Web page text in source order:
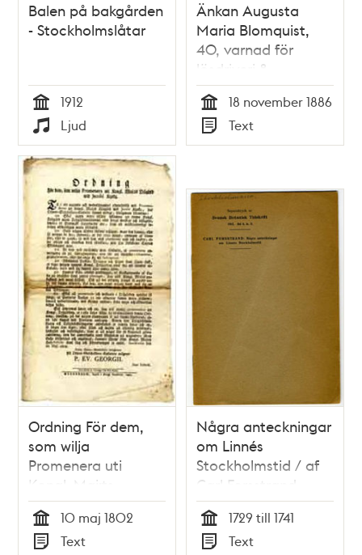
Balen på bakgården
- Stockholmslåtar
Tid
1912
Typ
Ljud
Änkan Augusta
Maria Blomquist,
40, varnad för
lösdriveri 8
november 1886 -
polisförhör
Tid
18 november 1886
Typ
Text
Ordning För dem,
som wilja
Promenera uti
Kongl. Maj:ts
Trägård wid Jacobi
Kyrka.
Tid
10 maj 1802
Text
Några anteckningar
om Linnés
Stockholmstid / af
Carl Forsstrand
Tid
1729 till 1741
Text